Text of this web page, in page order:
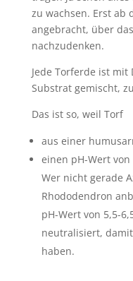
zu wachsen. Erst ab
angebracht, über
nachzudenken.
Jede Torferde ist
Substrat gemischt,
Das ist so, weil Torf
aus einer
einen pH-Wert
Wer nicht gerade
Rhododendron
pH-Wert von 5,5-
neutralisiert,
haben.